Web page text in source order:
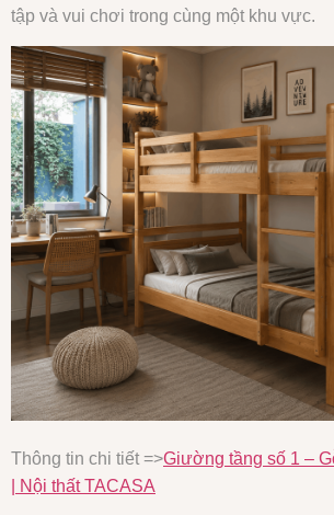
tập và vui chơi trong cùng một khu vực.
Thông tin chi tiết =>Giường tầng số 1 –
| Nội thất TACASA